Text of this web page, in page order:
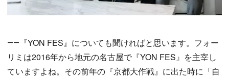
――『YON FES』についても聞ければと思います。フォー
リミは2016年から地元の名古屋で『YON FES』を主宰し
ていますよね。その前年の『京都大作戦』に出た時に「自